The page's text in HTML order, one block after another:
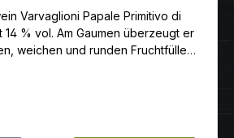
Varvaglioni Papale Primitivo di
14 % vol. Am Gaumen überzeugt er
weichen und runden Fruchtfülle
angenehmen Nachhall.